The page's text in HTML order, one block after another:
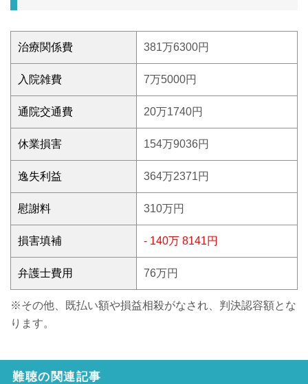
治療関係費 381万6300円
入院雑費 7万5000円
通院交通費 20万1740円
休業損害 154万9036円
逸失利益 364万2371円
慰謝料 310万円
損害填補 - 140万 8141円
弁護士費用 76万円
※その他、既払い額や損益相殺がなされ、判決認容額とな
ります。
難聴の関連記事